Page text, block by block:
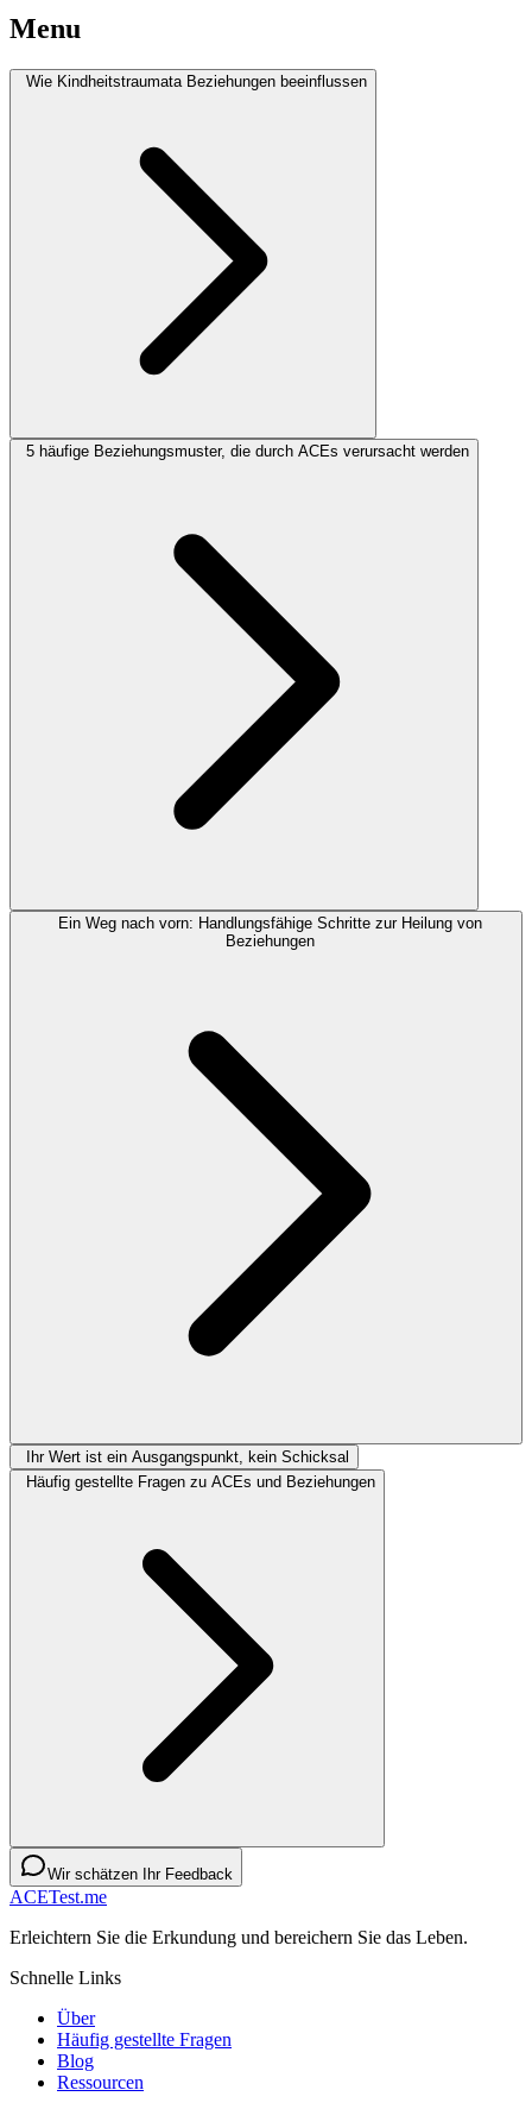
Menu
Wie Kindheitstraumata Beziehungen beeinflussen
5 häufige Beziehungsmuster, die durch ACEs verursacht werden
Ein Weg nach vorn: Handlungsfähige Schritte zur Heilung von
Beziehungen
Ihr Wert ist ein Ausgangspunkt, kein Schicksal
Häufig gestellte Fragen zu ACEs und Beziehungen
Wir schätzen Ihr Feedback
ACETest.me
Erleichtern Sie die Erkundung und bereichern Sie das Leben.
Schnelle Links
Über
Häufig gestellte Fragen
Blog
Ressourcen